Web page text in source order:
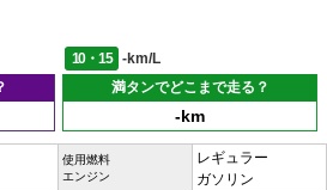
10・15
-km/L
満タンでどこまで走る？
-km
使用燃料
エンジン
レギュラー
ガソリン